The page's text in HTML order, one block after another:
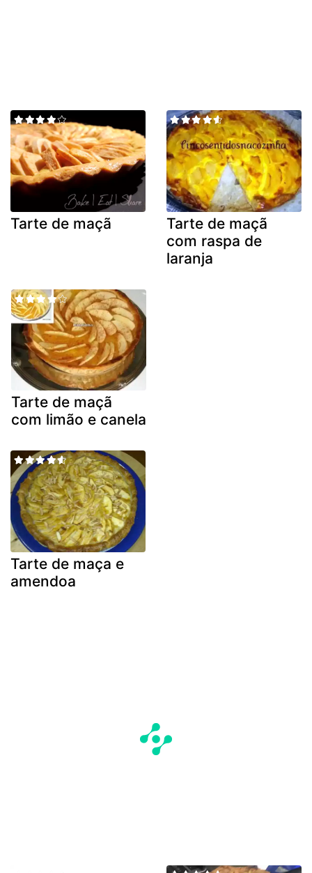
Tarte de maçã
Tarte de maçã
com raspa de
laranja
Tarte de maçã
com limão e canela
Tarte de maça e
amendoa